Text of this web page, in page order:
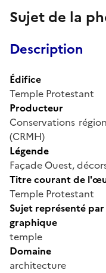
Sujet de la
Description
Édifice
Temple Protestant
Producteur
Conservations
(CRMH)
Légende
Façade Ouest,
Titre courant de
Temple Protestant
Sujet représenté
graphique
temple
Domaine
architecture